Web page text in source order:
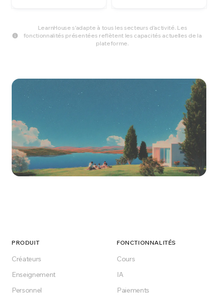
LearnHouse s'adapte à tous les secteurs d'activité. Les
fonctionnalités présentées reflètent les capacités actuelles de la
plateforme.
Gratuit pour démarrer, cloud ou hébergement
Enterprise. Créez la plateforme de formation
PRODUIT
Créateurs
Enseignement
Personnel
FONCTIONNALITÉS
Cours
IA
Paiements